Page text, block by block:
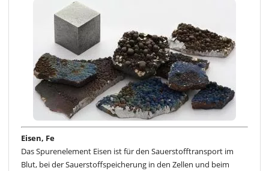
Eisen, Fe
Das Spurenelement Eisen ist für den Sauerstofftransport im
Blut, bei der Sauerstoffspeicherung in den Zellen und beim